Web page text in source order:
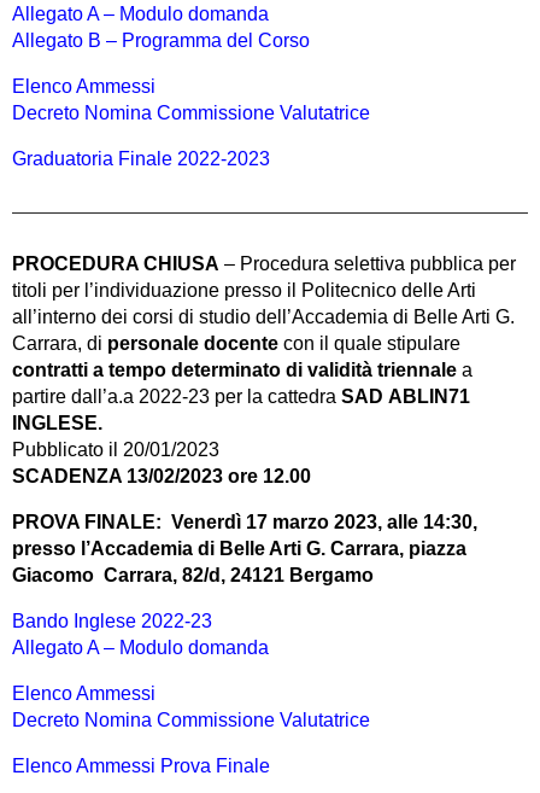
Allegato A – Modulo domanda
Allegato B – Programma del Corso
Elenco Ammessi
Decreto Nomina Commissione Valutatrice
Graduatoria Finale 2022-2023
PROCEDURA CHIUSA – Procedura selettiva pubblica per
titoli per l’individuazione presso il Politecnico delle Arti
all’interno dei corsi di studio dell’Accademia di Belle Arti G.
Carrara, di personale docente con il quale stipulare
contratti a tempo determinato di validità triennale a
partire dall’a.a 2022-23 per la cattedra SAD ABLIN71
INGLESE.
Pubblicato il 20/01/2023
SCADENZA 13/02/2023 ore 12.00
PROVA FINALE: Venerdì 17 marzo 2023, alle 14:30,
presso l’Accademia di Belle Arti G. Carrara, piazza
Giacomo Carrara, 82/d, 24121 Bergamo
Bando Inglese 2022-23
Allegato A – Modulo domanda
Elenco Ammessi
Decreto Nomina Commissione Valutatrice
Elenco Ammessi Prova Finale